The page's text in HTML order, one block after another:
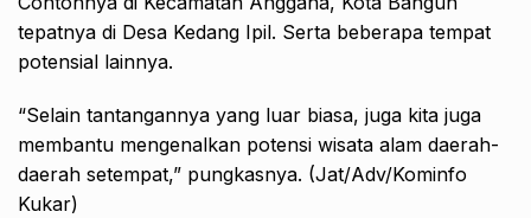
tepatnya di Desa Kedang Ipil. Serta beberapa tempat
potensial lainnya.
“Selain tantangannya yang luar biasa, juga kita juga
membantu mengenalkan potensi wisata alam daerah-
daerah setempat,” pungkasnya. (Jat/Adv/Kominfo
Kukar)